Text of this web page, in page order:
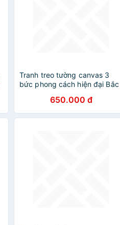
Tranh treo tường canvas 3
bức phong cách hiện đại Bắc
phòng khách, phòng ngủ,
spa, decor
650.000 đ